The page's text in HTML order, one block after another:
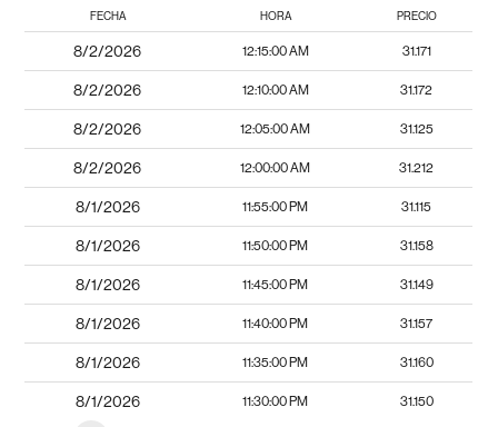
FECHA HORA PRECIO
8/2/2026 12:15:00 AM 31.171
8/2/2026 12:10:00 AM 31.172
8/2/2026 12:05:00 AM 31.125
8/2/2026 12:00:00 AM 31.212
8/1/2026 11:55:00 PM 31.115
8/1/2026 11:50:00 PM 31.158
8/1/2026 11:45:00 PM 31.149
8/1/2026 11:40:00 PM 31.157
8/1/2026 11:35:00 PM 31.160
8/1/2026 11:30:00 PM 31.150